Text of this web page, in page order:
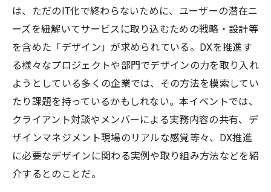
は、ただのIT化で終わらないために、ユーザーの潜在ニ
ーズを紐解いてサービスに取り込むための戦略・設計等
を含めた「デザイン」が求められている。DXを推進す
る様々なプロジェクトや部門でデザインの力を取り入れ
ようとしている多くの企業では、その方法を模索してい
たり課題を持っているかもしれない。本イベントでは、
クライアント対談やメンバーによる実務内容の共有、デ
ザインマネジメント現場のリアルな感覚等々、DX推進
に必要なデザインに関わる実例や取り組み方法などを紹
介するとのことだ。